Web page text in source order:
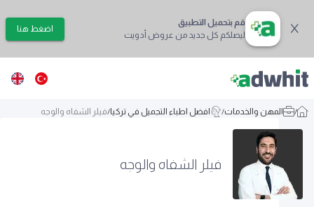
قم بتحميل التطبيق
ليصلكم كل جديد من عروض أدويت
اضغط هنا
/ المهن والخدمات/ افضل اطباء التجميل في تركيا/فيلر الشفاه والوجه
فيلر الشفاه والوجه